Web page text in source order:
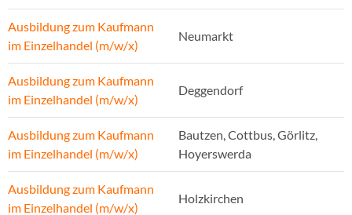
Ausbildung zum Kaufmann
im Einzelhandel (m/w/x)
Neumarkt
Ausbildung zum Kaufmann
im Einzelhandel (m/w/x)
Deggendorf
Ausbildung zum Kaufmann
im Einzelhandel (m/w/x)
Bautzen, Cottbus, Görlitz,
Hoyerswerda
Ausbildung zum Kaufmann
im Einzelhandel (m/w/x)
Holzkirchen